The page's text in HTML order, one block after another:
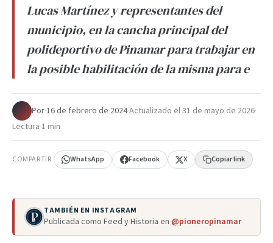
Lucas Martínez y representantes del
municipio, en la cancha principal del
polideportivo de Pinamar para trabajar en
la posible habilitación de la misma para e
Por·16 de febrero de 2024·Actualizado el31 de mayo de 2026·
Lectura 1 min
COMPARTIR WhatsApp Facebook X Copiar link
TAMBIÉN EN INSTAGRAM
Publicada como Feed y Historia en @pioneropinamar